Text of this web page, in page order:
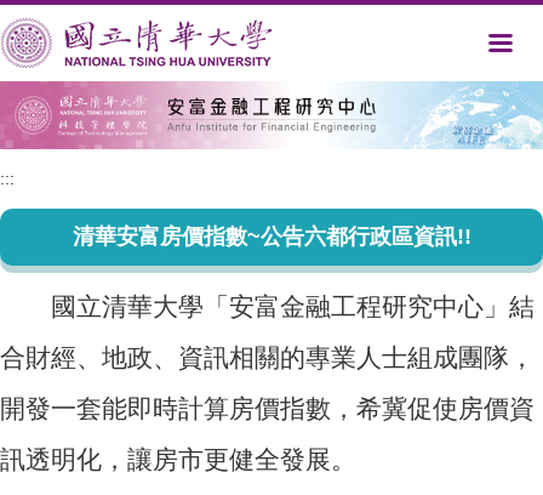
跳
到
主
要
內
容
:::
清華安富房價指數~公告六都行政區資訊!!
國立清華大學「安富金融工程研究中心」結
合財經、地政、資訊相關的專業人士組成團隊，
開發一套能即時計算房價指數，希冀促使房價資
訊透明化，讓房市更健全發展。